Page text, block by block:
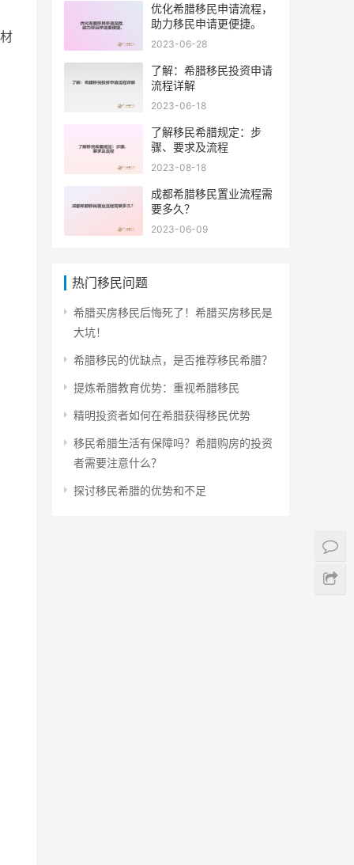
优化希腊移民申请流程，
助力移民申请更便捷。
2023-06-28
了解：希腊移民投资申请
流程详解
2023-06-18
了解移民希腊规定：步
骤、要求及流程
2023-08-18
成都希腊移民置业流程需
要多久？
2023-06-09
热门移民问题
希腊买房移民后悔死了！希腊买房移民是
大坑！
希腊移民的优缺点，是否推荐移民希腊？
提炼希腊教育优势：重视希腊移民
精明投资者如何在希腊获得移民优势
移民希腊生活有保障吗？希腊购房的投资
者需要注意什么？
探讨移民希腊的优势和不足